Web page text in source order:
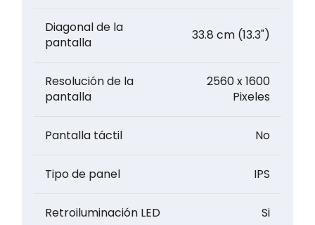
Diagonal de la
pantalla
33.8 cm (13.3")
Resolución de la
pantalla
2560 x 1600
Pixeles
Pantalla táctil No
Tipo de panel IPS
Retroiluminación LED Si